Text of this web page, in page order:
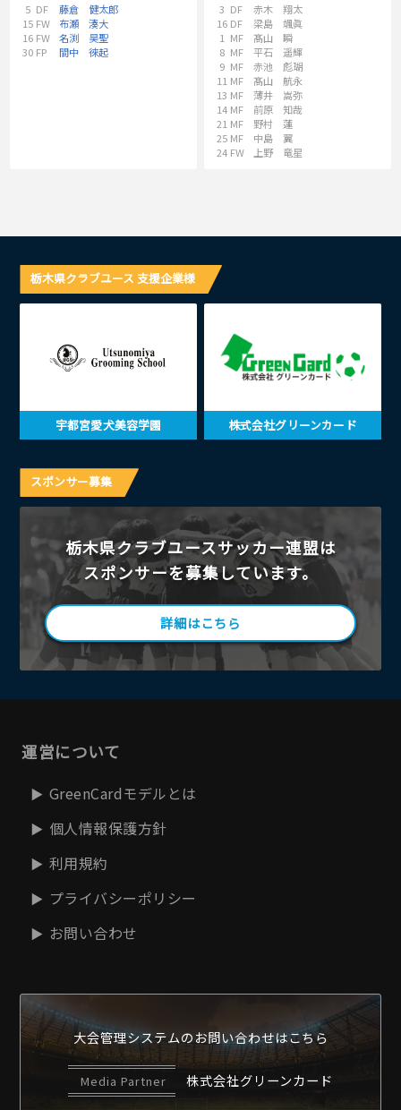
5 DF
藤倉 健太郎
15 FW
布瀬 湊大
16 FW
名渕 昊聖
30 FP 間中 徠起
3 DF
赤木 翔太
16 DF
梁島 颯眞
1 MF
髙山 瞬
8 MF
平石 遥輝
9 MF
赤池 彪瑚
11 MF
髙山 航永
13 MF
薄井 嵩弥
14 MF
前原 知哉
21 MF
野村 蓮
25 MF
中島 翼
24 FW 上野 竜星
栃木県クラブユース 支援企業様
宇都宮愛犬美容学園 株式会社グリーンカード
スポンサー募集
栃木県クラブユースサッカー連盟は
スポンサーを募集しています。
詳細はこちら
運営について
GreenCardモデルとは
個人情報保護方針
利用規約
プライバシーポリシー
お問い合わせ
大会管理システムのお問い合わせはこちら
Media Partner 株式会社グリーンカード